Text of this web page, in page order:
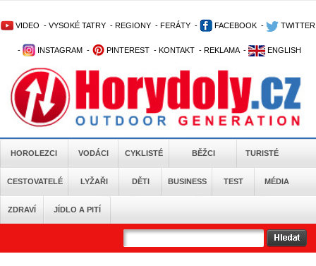
VIDEO - VYSOKÉ TATRY - REGIONY - FERÁTY - FACEBOOK - TWITTER
- INSTAGRAM - PINTEREST - KONTAKT - REKLAMA - ENGLISH
HOROLEZCI VODÁCI CYKLISTÉ BĚŽCI TURISTÉ
CESTOVATELÉ LYŽAŘI DĚTI BUSINESS TEST MÉDIA
ZDRAVÍ JÍDLO A PITÍ